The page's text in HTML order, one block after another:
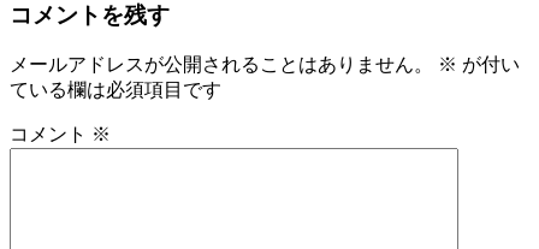
コメントを残す
メールアドレスが公開されることはありません。 ※ が付い
ている欄は必須項目です
コメント ※